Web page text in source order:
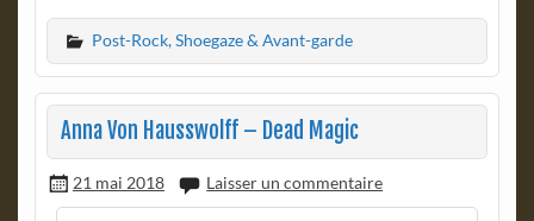
Post-Rock, Shoegaze & Avant-garde
Anna Von Hausswolff – Dead Magic
21 mai 2018 Laisser un commentaire